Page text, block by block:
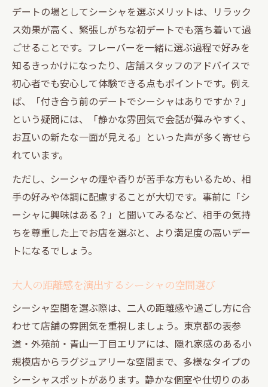
デートの場としてシーシャを選ぶメリットは、リラック
ス効果が高く、緊張しがちな初デートでも落ち着いて過
ごせることです。フレーバーを一緒に選ぶ過程で好みを
知るきっかけになったり、店舗スタッフのアドバイスで
初心者でも安心して体験できる点もポイントです。例え
ば、「付き合う前のデートでシーシャはありですか？」
という疑問には、「静かな雰囲気で会話が弾みやすく、
お互いの新たな一面が見える」といった声が多く寄せら
れています。
ただし、シーシャの煙や香りが苦手な方もいるため、相
手の好みや体調に配慮することが大切です。事前に「シ
ーシャに興味はある？」と聞いてみるなど、相手の気持
ちを尊重した上でお店を選ぶと、より満足度の高いデー
トになるでしょう。
大人の距離感を演出するシーシャの空間選び
シーシャ空間を選ぶ際は、二人の距離感や過ごし方に合
わせて店舗の雰囲気を重視しましょう。東京都の表参
道・外苑前・青山一丁目エリアには、隠れ家感のある小
規模店からラグジュアリーな空間まで、多様なタイプの
シーシャスポットがあります。静かな個室や仕切りのあ